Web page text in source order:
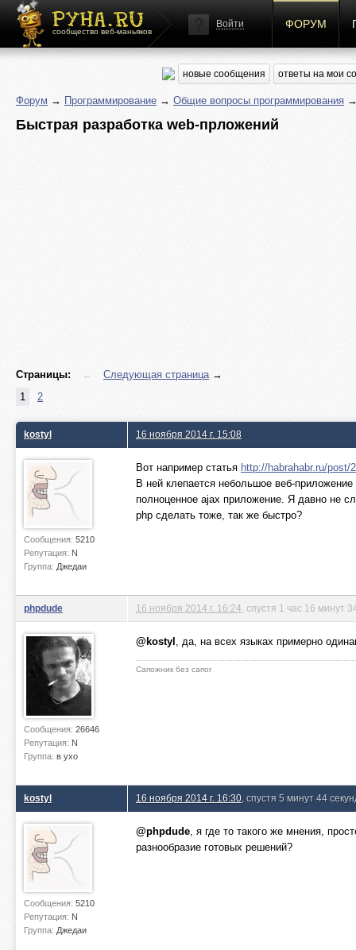
сообщество веб-маньяков
Войти ФОРУМ
новые сообщения ответы на мои
Форум → Программирование → Общие вопросы программирования
Быстрая разработка web-прложений
Страницы: ← Следующая страница→
1
2
kostyl
Сообщения: 5210
Репутация: N
Группа: Джедаи
16 ноября 2014 г. 15:08
Вот например статья http://habrahabr.ru/post/
В ней клепается небольшое веб-
полноценное ajax приложение. Я давно не
php сделать тоже, так же быстро?
phpdude
Сообщения: 26646
Репутация: N
Группа: в ухо
16 ноября 2014 г. 16:24 , спустя 1 час 16 минут
@kostyl , да, на всех языках примерно
Сапожник без сапог
kostyl
Сообщения: 5210
Репутация: N
Группа: Джедаи
16 ноября 2014 г. 16:30 , спустя 5 минут 44
@phpdude, я где то такого же мнения,
разнообразие готовых решений?